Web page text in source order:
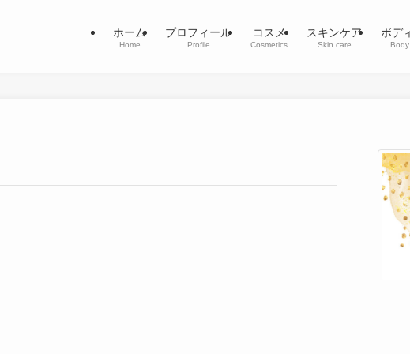
ホーム
Home
プロフィール
Profile
コスメ
Cosmetics
スキンケア
Skin care
ボデ